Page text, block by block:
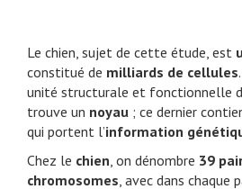
Le chien, sujet de cette étude, est
constitué de milliards de cellules
unité structurale et fonctionnelle
trouve un noyau ; ce dernier
qui portent l’information
Chez le chien, on dénombre 39
chromosomes, avec dans chaque